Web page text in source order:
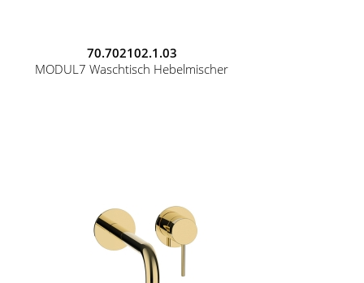
70.702102.1.03
MODUL7 Waschtisch Hebelmischer